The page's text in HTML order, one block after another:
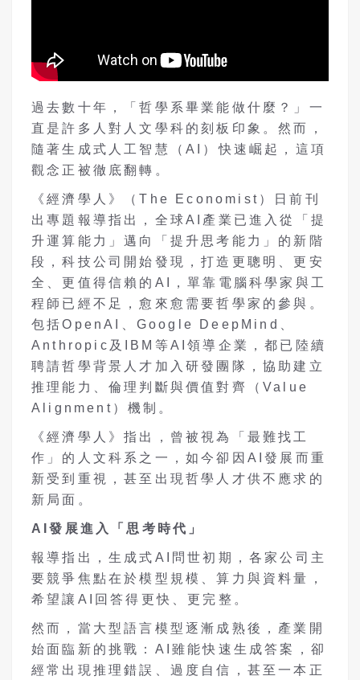
過去數十年，「哲學系畢業能做什麼？」一
直是許多人對人文學科的刻板印象。然而，
隨著生成式人工智慧（AI）快速崛起，這項
觀念正被徹底翻轉。
《經濟學人》（The Economist）日前刊
出專題報導指出，全球AI產業已進入從「提
升運算能力」邁向「提升思考能力」的新階
段，科技公司開始發現，打造更聰明、更安
全、更值得信賴的AI，單靠電腦科學家與工
程師已經不足，愈來愈需要哲學家的參與。
包括OpenAI、Google DeepMind、
Anthropic及IBM等AI領導企業，都已陸續
聘請哲學背景人才加入研發團隊，協助建立
推理能力、倫理判斷與價值對齊（Value
Alignment）機制。
《經濟學人》指出，曾被視為「最難找工
作」的人文科系之一，如今卻因AI發展而重
新受到重視，甚至出現哲學人才供不應求的
新局面。
AI發展進入「思考時代」
報導指出，生成式AI問世初期，各家公司主
要競爭焦點在於模型規模、算力與資料量，
希望讓AI回答得更快、更完整。
然而，當大型語言模型逐漸成熟後，產業開
始面臨新的挑戰：AI雖能快速生成答案，卻
經常出現推理錯誤、過度自信，甚至一本正